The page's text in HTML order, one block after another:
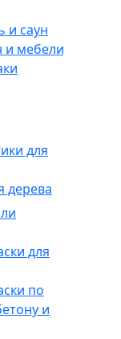
и саун
и мебели
для
дерева
для
по
и